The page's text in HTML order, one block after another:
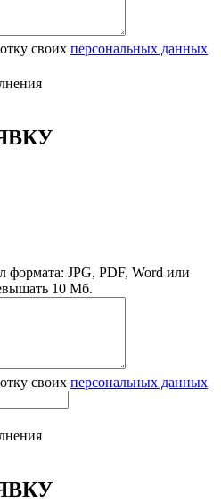
своих персональных данных
JPG, PDF, Word или
10 Мб.
своих персональных данных